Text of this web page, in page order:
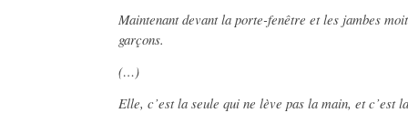
Maintenant devant la porte-fenêtre et les jambes
garçons.
(…)
Elle, c’est la seule qui ne lève pas la main, et c’est